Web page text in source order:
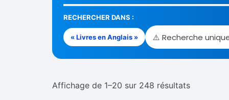
RECHERCHER DANS :
« Livres en Anglais »
Affichage de 1–20 sur 248 résultatsTrié